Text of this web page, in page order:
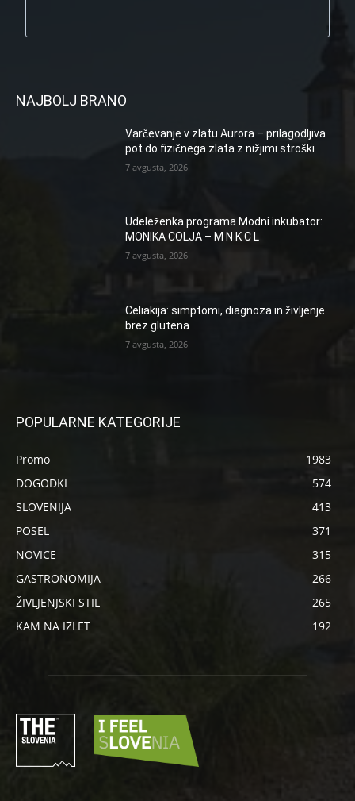
NAJBOLJ BRANO
Varčevanje v zlatu Aurora – prilagodljiva
pot do fizičnega zlata z nižjimi stroški
7 avgusta, 2026
Udeleženka programa Modni inkubator:
MONIKA COLJA – M N K C L
7 avgusta, 2026
Celiakija: simptomi, diagnoza in življenje
brez glutena
7 avgusta, 2026
POPULARNE KATEGORIJE
Promo
1983
DOGODKI
574
SLOVENIJA
413
POSEL
371
NOVICE
315
GASTRONOMIJA
266
ŽIVLJENJSKI STIL
265
KAM NA IZLET
192